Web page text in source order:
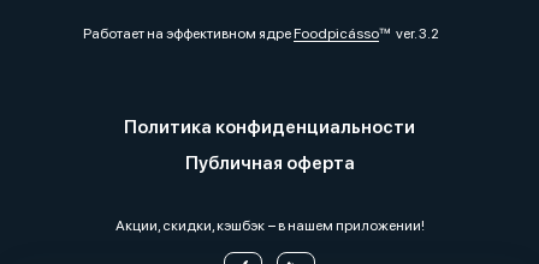
Работает на эффективном ядреFoodpicássover. 3.2
Политика конфиденциальности
Публичная оферта
Акции, скидки, кэшбэк − в нашем приложении!